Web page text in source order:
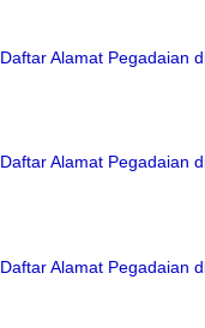
Daftar Alamat Pegadaian
Daftar Alamat Pegadaian
Daftar Alamat Pegadaian